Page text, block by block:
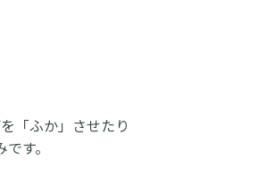
「ふか」させたり
す。